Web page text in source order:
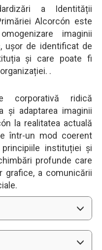
a Identității
Alcorcón este
imaginii
ușor de identificat de
și care poate fi
.
corporativă ridică
și adaptarea imaginii
la realitatea actuală
într-un mod coerent
instituției și
profunde care
grafice, a comunicării